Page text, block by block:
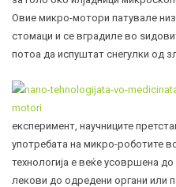
Овие микро-мотори патувале
стомаци и се вградиле во
потоа да испуштат снегулки од
експеримент, научниците
употребата на микро-роботите
технологија е веќе усовршена
лекови до одредени органи или